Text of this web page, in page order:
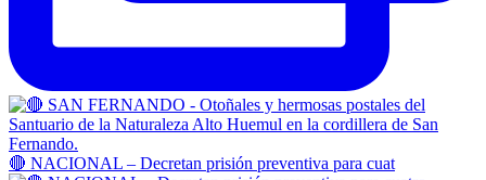
🔴 NACIONAL – Decretan prisión preventiva para cuat